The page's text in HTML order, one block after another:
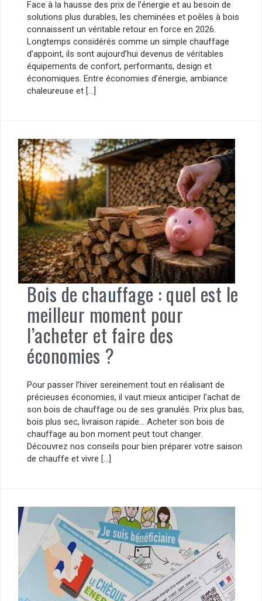
Face à la hausse des prix de l’énergie et au besoin de
solutions plus durables, les cheminées et poêles à bois
connaissent un véritable retour en force en 2026.
Longtemps considérés comme un simple chauffage
d’appoint, ils sont aujourd’hui devenus de véritables
équipements de confort, performants, design et
économiques. Entre économies d’énergie, ambiance
chaleureuse et […]
Bois de chauffage : quel est le
meilleur moment pour
l’acheter et faire des
économies ?
Pour passer l’hiver sereinement tout en réalisant de
précieuses économies, il vaut mieux anticiper l’achat de
son bois de chauffage ou de ses granulés. Prix plus bas,
bois plus sec, livraison rapide… Acheter son bois de
chauffage au bon moment peut tout changer.
Découvrez nos conseils pour bien préparer votre saison
de chauffe et vivre […]